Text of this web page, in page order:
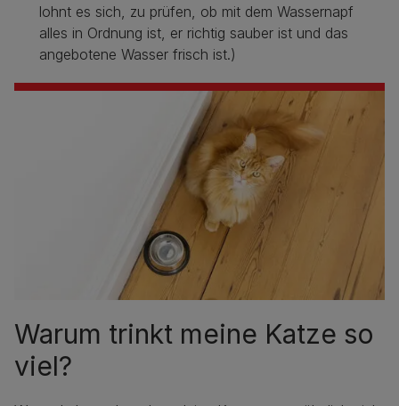
lohnt es sich, zu prüfen, ob mit dem Wassernapf
alles in Ordnung ist, er richtig sauber ist und das
angebotene Wasser frisch ist.)
Warum trinkt meine Katze so
viel?